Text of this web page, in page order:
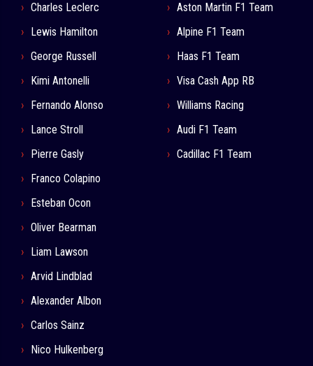
Charles Leclerc
Lewis Hamilton
George Russell
Kimi Antonelli
Fernando Alonso
Lance Stroll
Pierre Gasly
Franco Colapino
Esteban Ocon
Oliver Bearman
Liam Lawson
Arvid Lindblad
Alexander Albon
Carlos Sainz
Nico Hulkenberg
Aston Martin F1 Team
Alpine F1 Team
Haas F1 Team
Visa Cash App RB
Williams Racing
Audi F1 Team
Cadillac F1 Team